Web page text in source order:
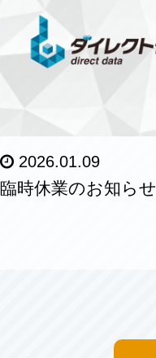
2026.01.09
臨時休業のお知らせ